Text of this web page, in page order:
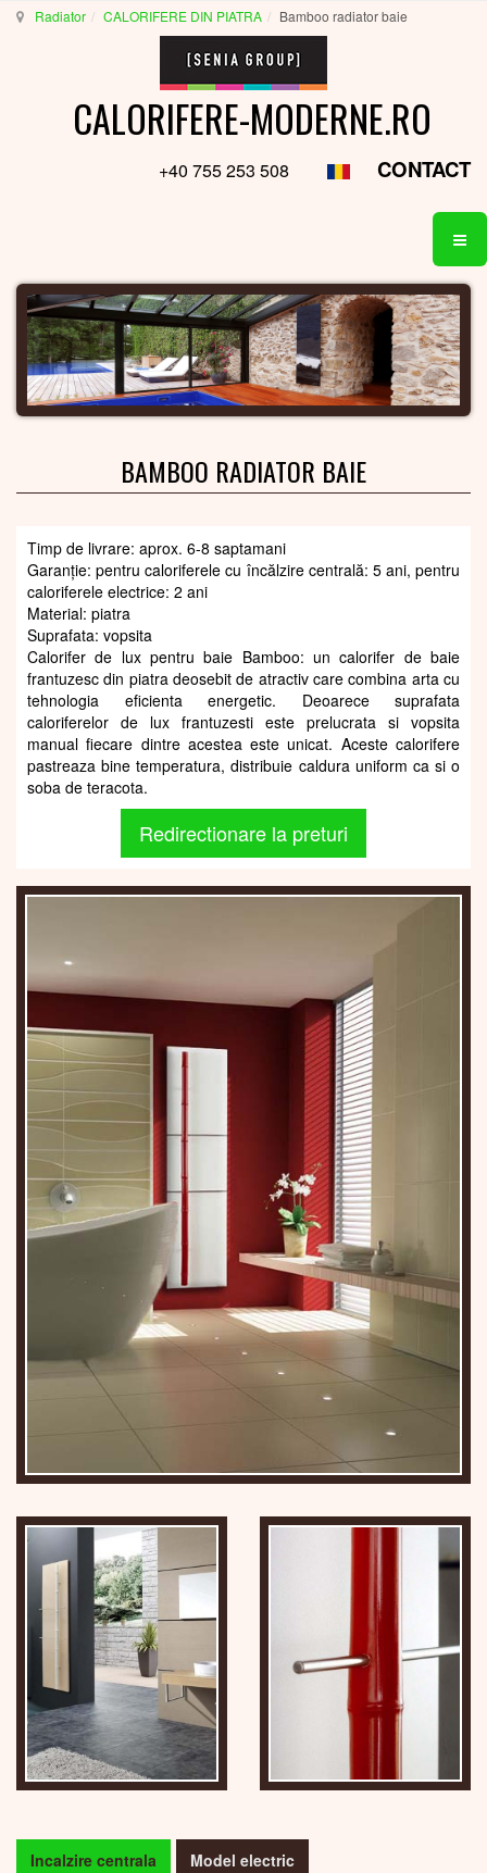
Radiator CALORIFERE DIN PIATRA Bamboo radiator baie
CALORIFERE-MODERNE.RO
+40 755 253 508 CONTACT
BAMBOO RADIATOR BAIE
Timp de livrare: aprox. 6-8 saptamani
Garanție: pentru caloriferele cu încălzire centrală: 5 ani, pentru
caloriferele electrice: 2 ani
Material: piatra
Suprafata: vopsita
Calorifer de lux pentru baie Bamboo: un calorifer de baie
frantuzesc din piatra deosebit de atractiv care combina arta cu
tehnologia eficienta energetic. Deoarece suprafata
caloriferelor de lux frantuzesti este prelucrata si vopsita
manual fiecare dintre acestea este unicat. Aceste calorifere
pastreaza bine temperatura, distribuie caldura uniform ca si o
soba de teracota.
Redirectionare la preturi
Incalzire centrala Model electric